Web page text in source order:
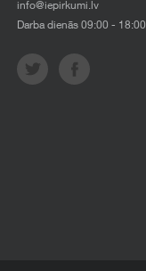
info@iepirkumi.lv
Darba dienās 09:00 - 18:00